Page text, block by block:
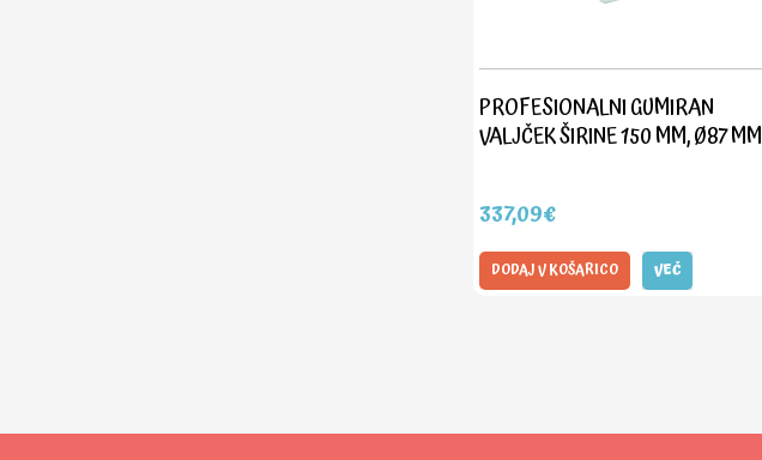
PROFESIONALNI GUMIRAN
VALJČEK ŠIRINE 150 MM, Ø87 MM
337,09€
DODAJ V KOŠARICO VEČ